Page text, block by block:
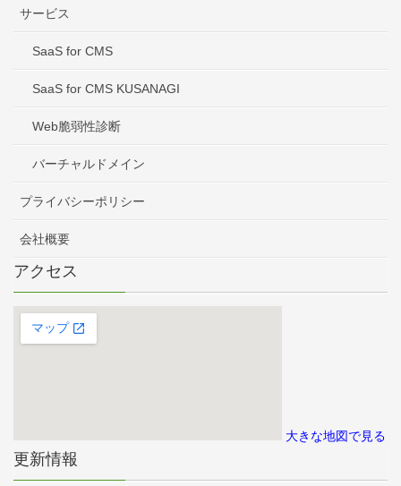
サービス
SaaS for CMS
SaaS for CMS KUSANAGI
Web脆弱性診断
バーチャルドメイン
プライバシーポリシー
会社概要
アクセス
大きな地図で見る
更新情報